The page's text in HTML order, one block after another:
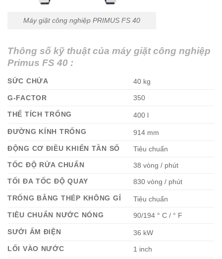
Máy giặt công nghiệp PRIMUS FS 40
Thông số kỹ thuật của máy giặt công nghiệp
Primus FS 40 :
SỨC CHỨA 40 kg
G-FACTOR 350
THỂ TÍCH TRỐNG 400 l
ĐƯỜNG KÍNH TRỐNG 914 mm
ĐỘNG CƠ ĐIỀU KHIỂN TẦN SỐ
Tiêu chuẩn
TỐC ĐỘ RỬA CHUẨN
38 vòng / phút
TỐI ĐA TỐC ĐỘ QUAY
830 vòng / phút
TRỐNG BẰNG THÉP KHÔNG GỈ Tiêu chuẩn
TIÊU CHUẨN NƯỚC NÓNG 90/194 ° C / ° F
SƯỞI ẤM ĐIỆN 36 kW
LỐI VÀO NƯỚC 1 inch